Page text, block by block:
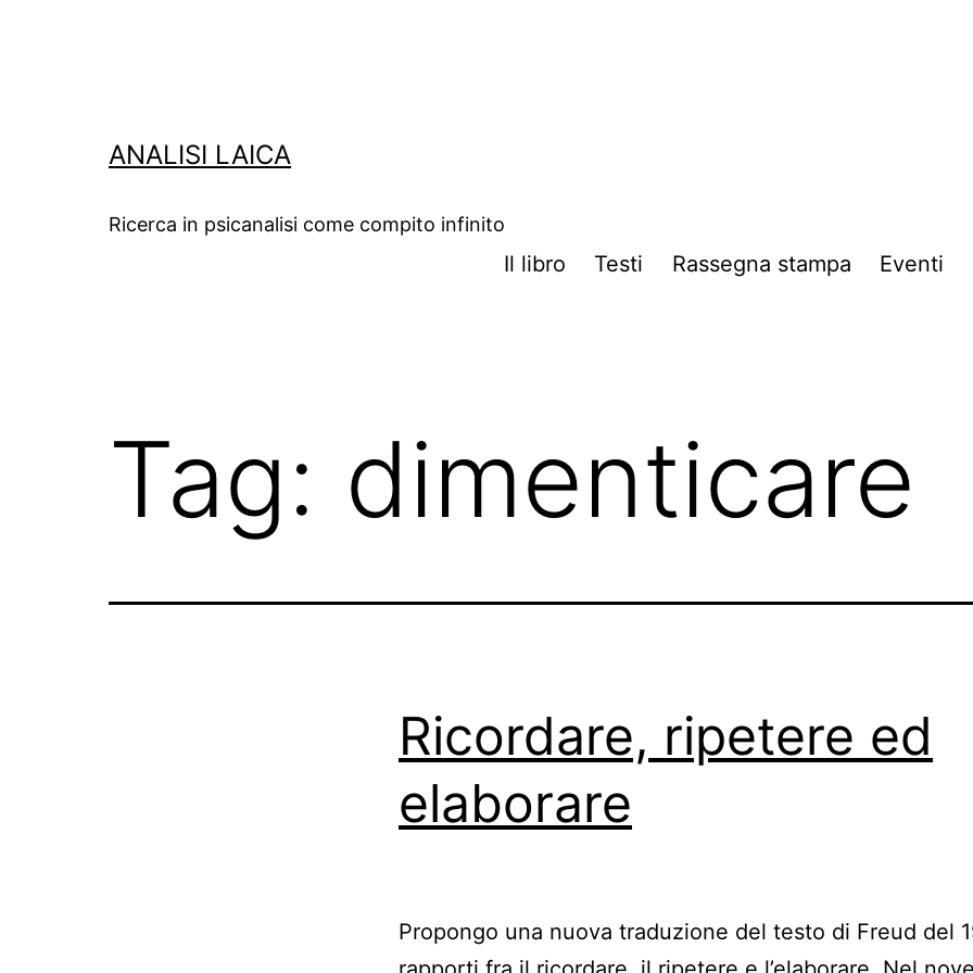
ANALISI LAICA
Ricerca in psicanalisi come compito infinito
Il libro Testi Rassegna stampa Eventi
Tag: dimenticare
Ricordare, ripetere ed
elaborare
Propongo una nuova traduzione del testo di Freud del